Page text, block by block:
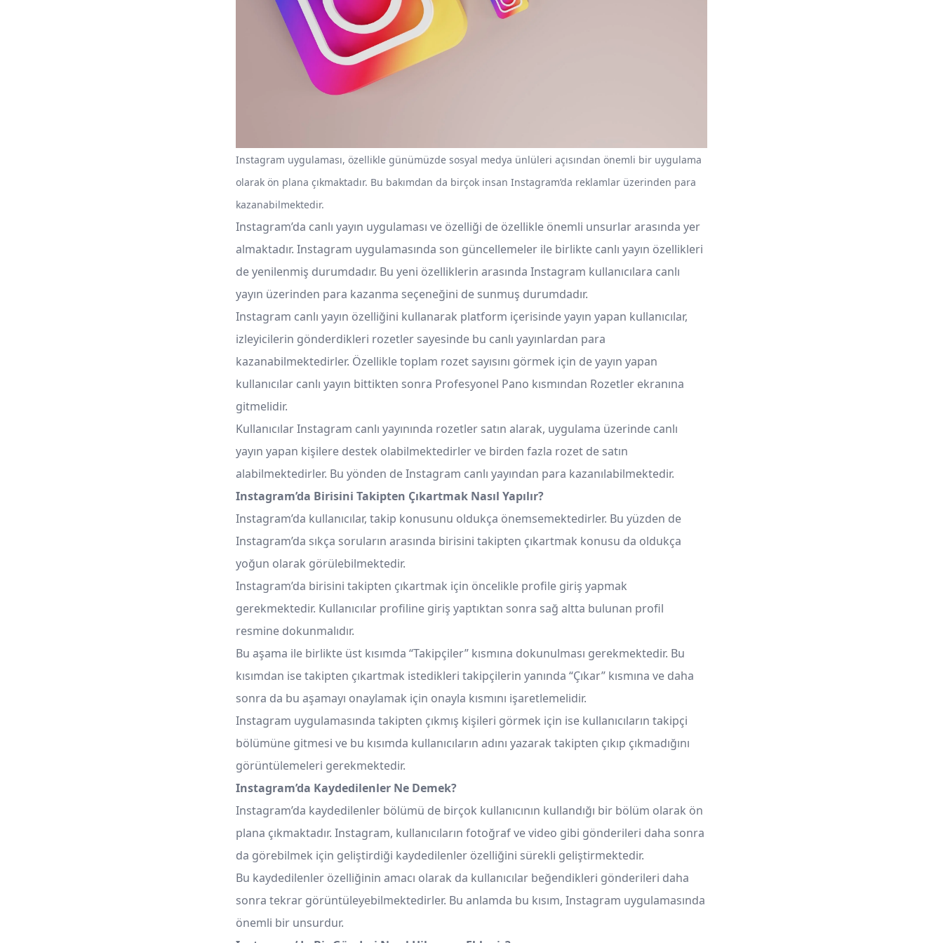
Instagram uygulaması, özellikle günümüzde sosyal medya ünlüleri açısından önemli bir uygulama
olarak ön plana çıkmaktadır. Bu bakımdan da birçok insan Instagram’da reklamlar üzerinden para
kazanabilmektedir.
Instagram’da canlı yayın uygulaması ve özelliği de özellikle önemli unsurlar arasında yer
almaktadır. Instagram uygulamasında son güncellemeler ile birlikte canlı yayın özellikleri
de yenilenmiş durumdadır. Bu yeni özelliklerin arasında Instagram kullanıcılara canlı
yayın üzerinden para kazanma seçeneğini de sunmuş durumdadır.
Instagram canlı yayın özelliğini kullanarak platform içerisinde yayın yapan kullanıcılar,
izleyicilerin gönderdikleri rozetler sayesinde bu canlı yayınlardan para
kazanabilmektedirler. Özellikle toplam rozet sayısını görmek için de yayın yapan
kullanıcılar canlı yayın bittikten sonra Profesyonel Pano kısmından Rozetler ekranına
gitmelidir.
Kullanıcılar Instagram canlı yayınında rozetler satın alarak, uygulama üzerinde canlı
yayın yapan kişilere destek olabilmektedirler ve birden fazla rozet de satın
alabilmektedirler. Bu yönden de Instagram canlı yayından para kazanılabilmektedir.
Instagram’da Birisini Takipten Çıkartmak Nasıl Yapılır?
Instagram’da kullanıcılar, takip konusunu oldukça önemsemektedirler. Bu yüzden de
Instagram’da sıkça soruların arasında birisini takipten çıkartmak konusu da oldukça
yoğun olarak görülebilmektedir.
Instagram’da birisini takipten çıkartmak için öncelikle profile giriş yapmak
gerekmektedir. Kullanıcılar profiline giriş yaptıktan sonra sağ altta bulunan profil
resmine dokunmalıdır.
Bu aşama ile birlikte üst kısımda “Takipçiler” kısmına dokunulması gerekmektedir. Bu
kısımdan ise takipten çıkartmak istedikleri takipçilerin yanında “Çıkar” kısmına ve daha
sonra da bu aşamayı onaylamak için onayla kısmını işaretlemelidir.
Instagram uygulamasında takipten çıkmış kişileri görmek için ise kullanıcıların takipçi
bölümüne gitmesi ve bu kısımda kullanıcıların adını yazarak takipten çıkıp çıkmadığını
görüntülemeleri gerekmektedir.
Instagram’da Kaydedilenler Ne Demek?
Instagram’da kaydedilenler bölümü de birçok kullanıcının kullandığı bir bölüm olarak ön
plana çıkmaktadır. Instagram, kullanıcıların fotoğraf ve video gibi gönderileri daha sonra
da görebilmek için geliştirdiği kaydedilenler özelliğini sürekli geliştirmektedir.
Bu kaydedilenler özelliğinin amacı olarak da kullanıcılar beğendikleri gönderileri daha
sonra tekrar görüntüleyebilmektedirler. Bu anlamda bu kısım, Instagram uygulamasında
önemli bir unsurdur.